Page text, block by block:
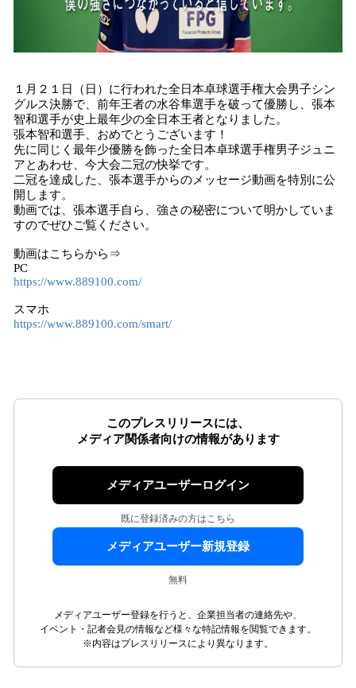
１月２１日（日）に行われた全日本卓球選手権大会男子シン
グルス決勝で、前年王者の水谷隼選手を破って優勝し、張本
智和選手が史上最年少の全日本王者となりました。
張本智和選手、おめでとうございます！
先に同じく最年少優勝を飾った全日本卓球選手権男子ジュニ
アとあわせ、今大会二冠の快挙です。
二冠を達成した、張本選手からのメッセージ動画を特別に公
開します。
動画では、張本選手自ら、強さの秘密について明かしていま
すのでぜひご覧ください。
動画はこちらから⇒
PC
https://www.889100.com/
スマホ
https://www.889100.com/smart/
このプレスリリースには、
メディア関係者向けの情報があります
メディアユーザーログイン
既に登録済みの方はこちら
メディアユーザー新規登録
無料
メディアユーザー登録を行うと、企業担当者の連絡先や、
イベント・記者会見の情報など様々な特記情報を閲覧できます。
※内容はプレスリリースにより異なります。